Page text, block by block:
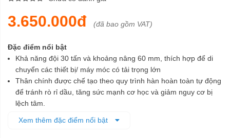
3.650.000đ (đã bao gồm VAT)
Đặc điểm nổi bật
Khả năng đội 30 tấn và khoảng nâng 60 mm, thích hợp để di
chuyển các thiết bị/ máy móc có tải trọng lớn
Thân chính được chế tạo theo quy trình hàn hoàn toàn tự động
để tránh rò rỉ dầu, tăng sức mạnh cơ học và giảm nguy cơ bị
lệch tâm.
gia công chất lượng cao, đảm bảo sự ổn định của con đội.
Xem thêm đặc điểm nổi bật